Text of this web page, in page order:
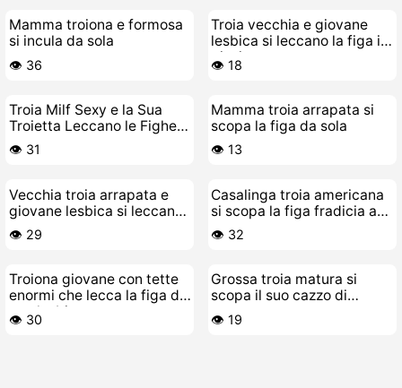
Mamma troiona e formosa
si incula da sola
👁️ 36
Troia vecchia e giovane
lesbica si leccano la figa in
piscina
👁️ 18
Troia Milf Sexy e la Sua
Troietta Leccano le Fighe a
Vicenda
👁️ 31
Mamma troia arrapata si
scopa la figa da sola
👁️ 13
Vecchia troia arrapata e
giovane lesbica si leccano
la figa
👁️ 29
Casalinga troia americana
si scopa la figa fradicia a
letto
👁️ 32
Troiona giovane con tette
enormi che lecca la figa di
una lesbica matura
👁️ 30
Grossa troia matura si
scopa il suo cazzo di
gomma
👁️ 19